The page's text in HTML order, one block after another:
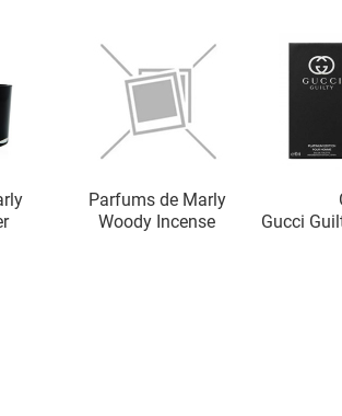
Parfums de Marly
Woody Incense
Gucci